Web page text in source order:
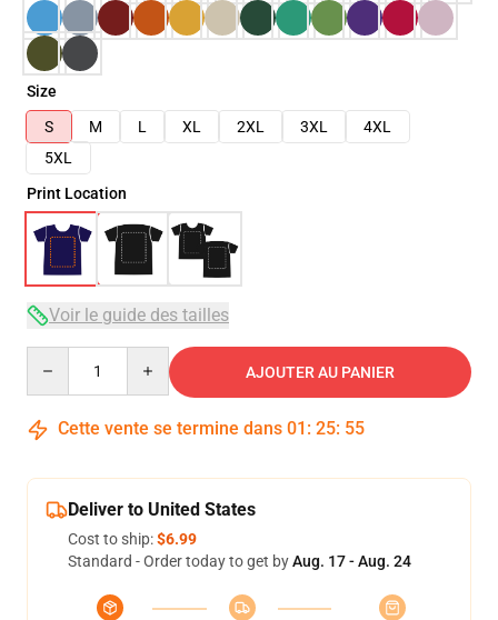
Size
S
M L XL 2XL 3XL
4XL
5XL
Print Location
Voir le guide des tailles
AJOUTER AU PANIER
Cette vente se termine dans 01 : 25: 54
Deliver to United States
Cost to ship:$6.99
Standard - Order today to get byAug. 17 - Aug. 24